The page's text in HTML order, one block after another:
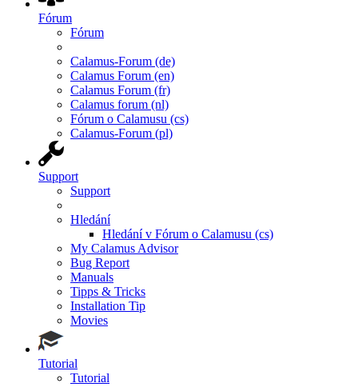
Fórum
Fórum
Calamus-Forum (de)
Calamus Forum (en)
Calamus Forum (fr)
Calamus forum (nl)
Fórum o Calamusu (cs)
Calamus-Forum (pl)
Support
Support
Hledání
Hledání v Fórum o Calamusu (cs)
My Calamus Advisor
Bug Report
Manuals
Tipps & Tricks
Installation Tip
Movies
Tutorial
Tutorial